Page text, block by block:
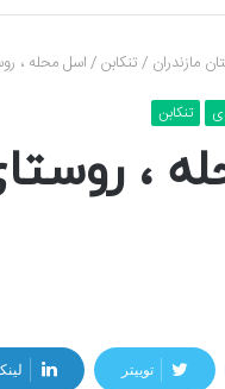
مازندران /تنکابن/اسل محله ،
تنکابن
،
توییتر